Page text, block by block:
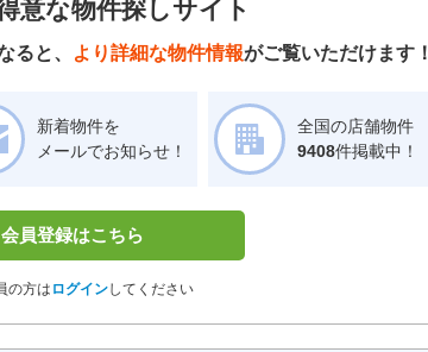
意な物件探しサイト
ると、 より詳細な物件情報がご覧いただけます！
新着物件を
メールでお知らせ！
全国の店舗物件
9408件掲載中！
会員登録はこちら
の方は ログインしてください